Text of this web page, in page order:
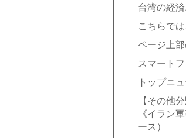
台湾の経
こちらで
ページ上
スマート
トップニュ
【その他分
《イラン
ース）